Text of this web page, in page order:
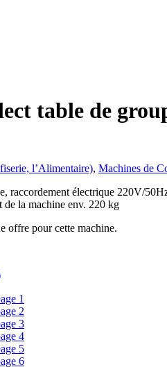
table de
l’Alimentaire), Machines de
raccordement électrique 220V/
de la machine env. 220 kg
offre pour cette machine.